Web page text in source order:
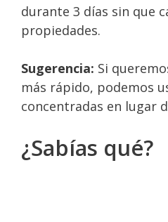
durante 3 días sin que
propiedades.
Sugerencia: Si
más rápido, podemos
concentradas en lugar
¿Sabías qué?